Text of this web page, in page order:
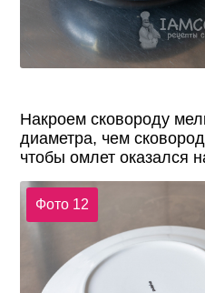
Накроем сковороду
диаметра, чем
чтобы омлет оказался
Фото 12